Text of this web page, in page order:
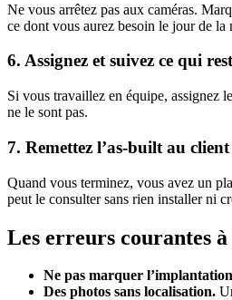
Ne vous arrêtez pas aux caméras.
ce dont vous aurez besoin le jour de la
6. Assignez et suivez ce qui
Si vous travaillez en équipe, assignez
ne le sont pas.
7. Remettez l’as-built au client
Quand vous terminez, vous avez un
peut le consulter sans rien installer ni
Les erreurs courantes
Ne pas marquer
Des photos sans localisation.